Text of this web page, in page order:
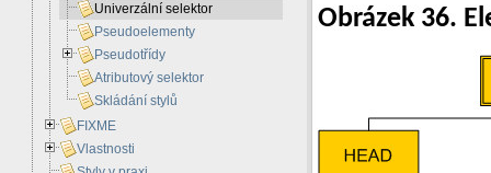
Obrázek 36.
Univerzální selektor
Pseudoelementy
Pseudotřídy
Atributový selektor
Skládání stylů
FIXME
Vlastnosti